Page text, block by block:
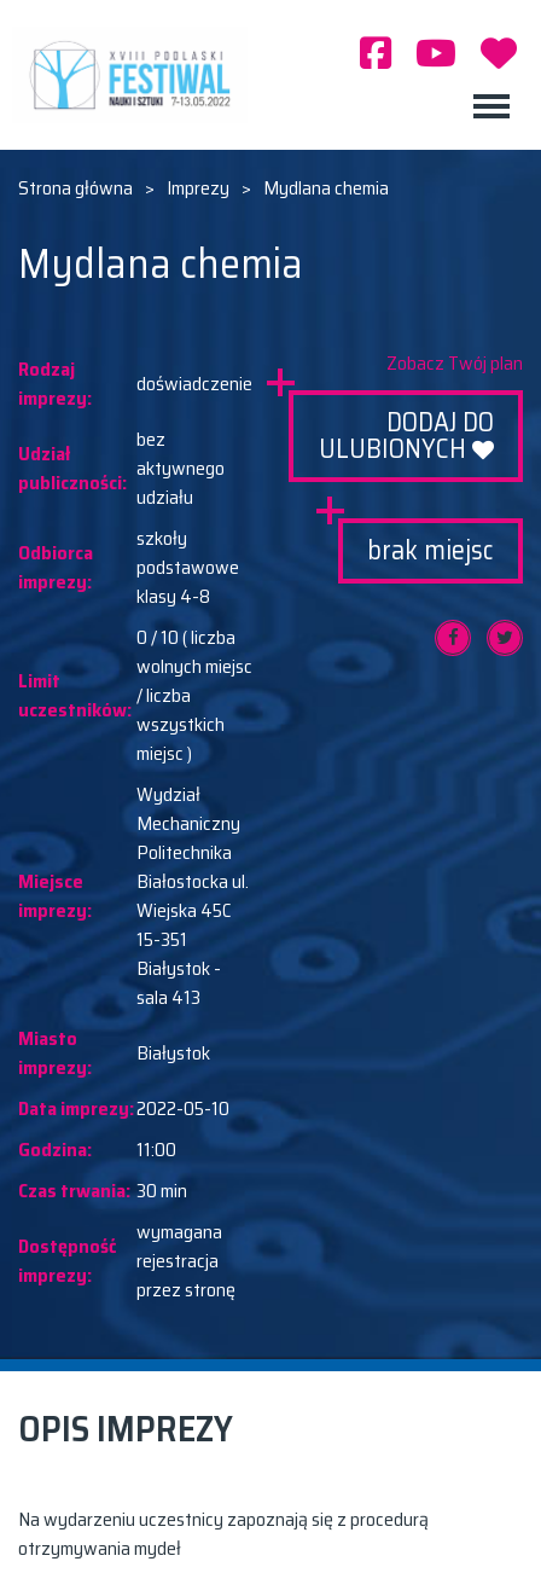
Strona główna > Imprezy > Mydlana chemia
Mydlana chemia
Rodzaj
imprezy:
doświadczenie
Udział
publiczności:
bez
aktywnego
udziału
Odbiorca
imprezy:
szkoły
podstawowe
klasy 4-8
Limit
uczestników:
0 / 10 ( liczba
wolnych miejsc
/ liczba
wszystkich
miejsc )
Miejsce
imprezy:
Wydział
Mechaniczny
Politechnika
Białostocka ul.
Wiejska 45C
15-351
Białystok -
sala 413
Miasto
imprezy:
Białystok
Data imprezy:2022-05-10
Godzina:
11:00
Czas trwania: 30 min
Dostępność
imprezy:
wymagana
rejestracja
przez stronę
Zobacz Twój plan
DODAJ DO
ULUBIONYCH
brak miejsc
OPIS IMPREZY
Na wydarzeniu uczestnicy zapoznają się z procedurą
otrzymywania mydeł